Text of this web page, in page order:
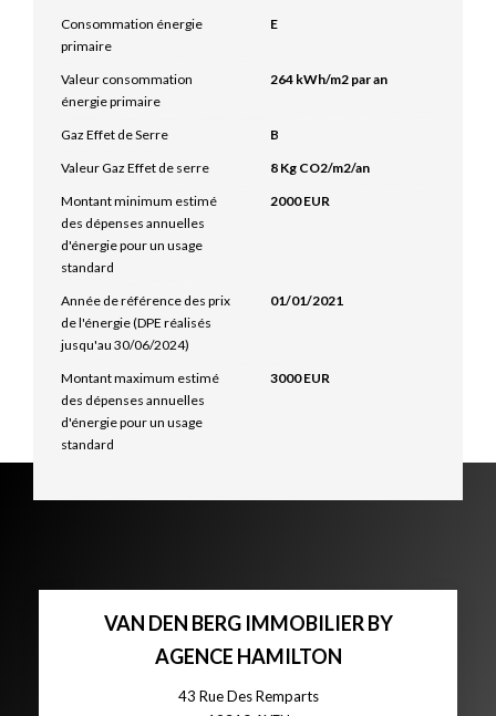
Consommation énergie
primaire
E
Valeur consommation
énergie primaire
264 kWh/m2 par an
Gaz Effet de Serre
B
Valeur Gaz Effet de serre
8 Kg CO2/m2/an
Montant minimum estimé
des dépenses annuelles
d'énergie pour un usage
standard
2000 EUR
Année de référence des prix
de l'énergie (DPE réalisés
jusqu'au 30/06/2024)
01/01/2021
Montant maximum estimé
des dépenses annuelles
d'énergie pour un usage
standard
3000 EUR
VAN DEN BERG IMMOBILIER BY
AGENCE HAMILTON
43 Rue Des Remparts